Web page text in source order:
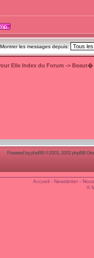
Montrer les messages depuis:
Elle Index du Forum -> Beaut�
Powered byphpBB© 2001, 2002 phpBB
Accueil- Newsletter-
©